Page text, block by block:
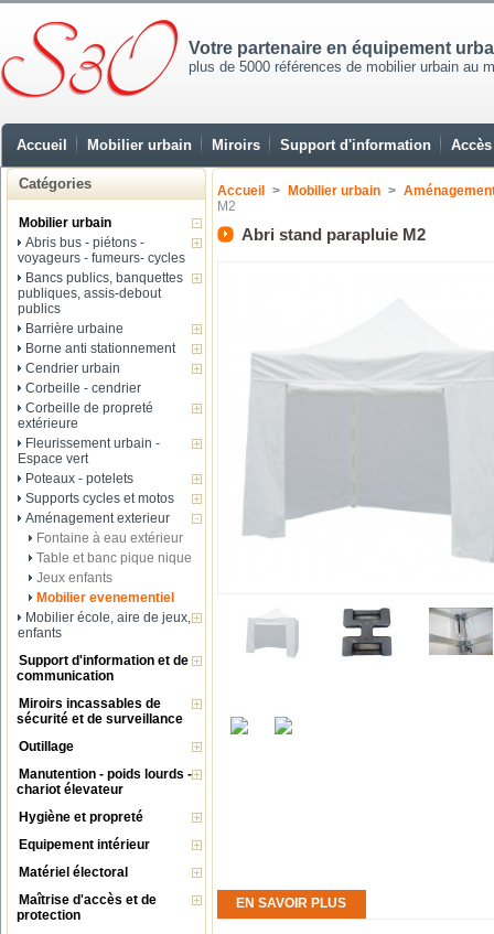
Votre partenaire en équipement
plus de 5000 références de mobilier urbain au
Accueil Mobilier urbain Miroirs Support d'information
Catégories
Mobilier urbain
Abris bus - piétons -
voyageurs - fumeurs- cycles
Bancs publics, banquettes
publiques, assis-debout
publics
Barrière urbaine
Borne anti stationnement
Cendrier urbain
Corbeille - cendrier
Corbeille de propreté
extérieure
Fleurissement urbain -
Espace vert
Poteaux - potelets
Supports cycles et motos
Aménagement exterieur
Fontaine à eau extérieur
Table et banc pique nique
Jeux enfants
Mobilier evenementiel
Mobilier école, aire de jeux,
enfants
Support d'information et de
communication
Miroirs incassables de
sécurité et de surveillance
Outillage
Manutention - poids lourds -
chariot élevateur
Hygiène et propreté
Equipement intérieur
Matériel électoral
Maîtrise d'accès et de
protection
Accueil > Mobilier urbain >
M2
Abri stand parapluie M2
EN SAVOIR PLUS